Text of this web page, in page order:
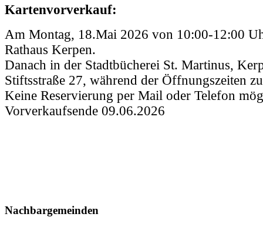
Kartenvorverkauf:
Am Montag, 18.Mai 2026 von 10:00-12:00
Rathaus Kerpen.
Danach in der Stadtbücherei St. Martinus,
Stiftsstraße 27, während der Öffnungszeiten
Keine Reservierung per Mail oder Telefon
Vorverkaufsende 09.06.2026
Nachbargemeinden